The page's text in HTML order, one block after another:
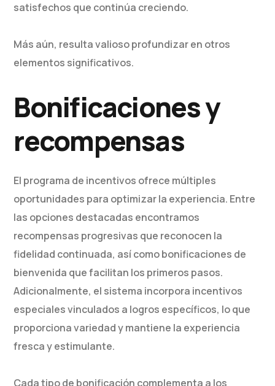
satisfechos que continúa creciendo.
Más aún, resulta valioso profundizar en otros
elementos significativos.
Bonificaciones y
recompensas
El programa de incentivos ofrece múltiples
oportunidades para optimizar la experiencia. Entre
las opciones destacadas encontramos
recompensas progresivas que reconocen la
fidelidad continuada, así como bonificaciones de
bienvenida que facilitan los primeros pasos.
Adicionalmente, el sistema incorpora incentivos
especiales vinculados a logros específicos, lo que
proporciona variedad y mantiene la experiencia
fresca y estimulante.
Cada tipo de bonificación complementa a los